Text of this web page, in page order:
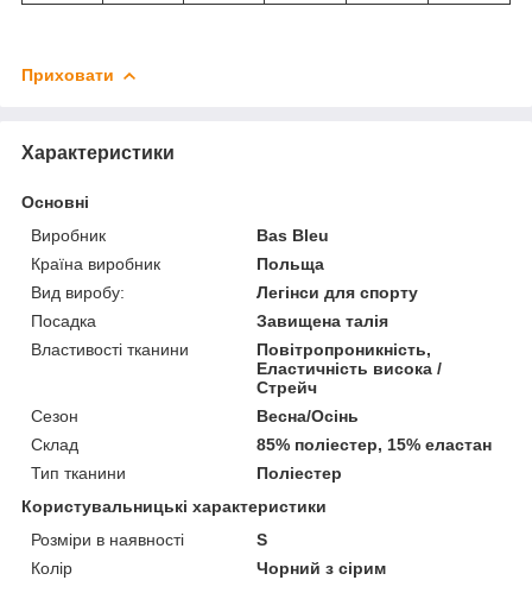
Приховати
Характеристики
Основні
Виробник
Bas Bleu
Країна виробник
Польща
Вид виробу:
Легінси для спорту
Посадка
Завищена талія
Властивості тканини
Повітропроникність,
Еластичність висока /
Стрейч
Сезон
Весна/Осінь
Склад
85% поліестер, 15% еластан
Тип тканини
Поліестер
Користувальницькі характеристики
Розміри в наявності
S
Колір
Чорний з сірим